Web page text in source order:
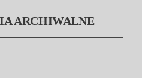
ARCHIWALNE